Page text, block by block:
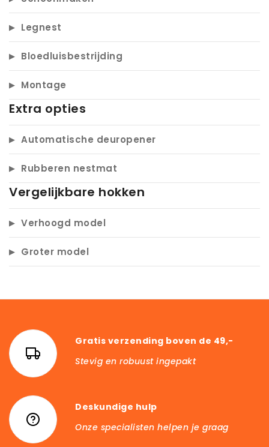
Legnest
Bloedluisbestrijding
Montage
Extra opties
Automatische deuropener
Rubberen nestmat
Vergelijkbare hokken
Verhoogd model
Groter model
Gratis verzending boven de 49,-
Stevig en robuust ingepakt
Deskundige hulp
Onze specialisten helpen je graag